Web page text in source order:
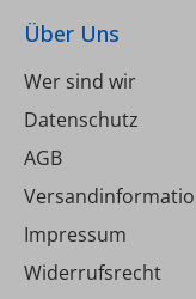
Über Uns
Wer sind wir
Datenschutz
AGB
Impressum
Widerrufsrecht